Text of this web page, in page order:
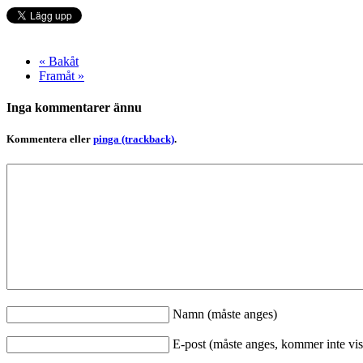
« Bakåt
Framåt »
Inga kommentarer ännu
Kommentera eller pinga (trackback).
Namn (måste anges)
E-post (måste anges, kommer inte